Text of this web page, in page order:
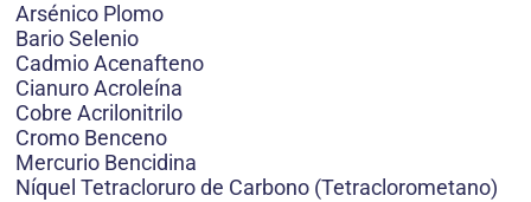
Arsénico Plomo
Bario Selenio
Cadmio Acenafteno
Cianuro Acroleína
Cobre Acrilonitrilo
Cromo Benceno
Mercurio Bencidina
Níquel Tetracloruro de Carbono (Tetraclorometano)